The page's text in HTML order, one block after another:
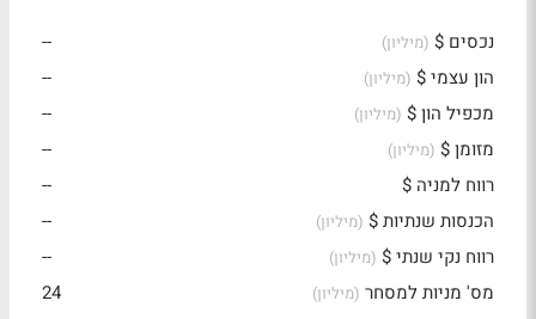
נכסים $ (מיליון)
--
הון עצמי $ (מיליון)
--
מכפיל הון $ (מיליון)
--
מזומן $ (מיליון)
--
רווח למניה $
--
הכנסות שנתיות $ (מיליון)
--
רווח נקי שנתי $ (מיליון)
--
מס' מניות למסחר (מיליון) 24